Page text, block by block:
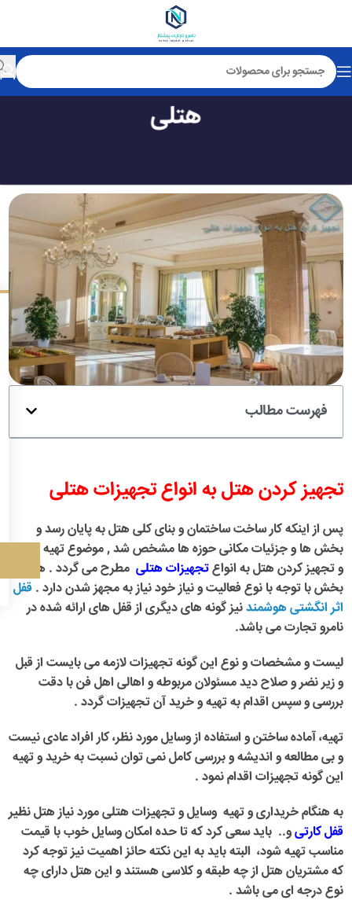
تجهیز کردن هتل به انواع تجهیزات
هتلی
فهرست مطالب
تجهیز کردن هتل به انواع تجهیزات هتلی
پس از اینکه کار ساخت ساختمان و بنای کلی هتل به پایان رسد و
بخش ها و جزئیات مکانی حوزه ها مشخص شد , موضوع تهیه وسایل
و تجهیز کردن هتل به انواعتجهیزات هتلی مطرح می گردد . هر
بخش با توجه با نوع فعالیت و نیاز خود نیاز به مجهز شدن دارد . قفل
اثر انگشتی هوشمندنیز گونه های دیگری از قفل های ارائه شده در
نامرو تجارت می باشد.
لیست و مشخصات و نوع این گونه تجهیزات لازمه می بایست از قبل
و زیر نضر و صلاح دید مسئولان مربوطه و اهالی اهل فن با دقت
بررسی و سپس اقدام به تهیه و خرید آن تجهیزات گردد .
تهیه، آماده ساختن و استفاده از وسایل مورد نظر، کار افراد عادی نیست
و بی مطالعه و اندیشه و بررسی کامل نمی توان نسبت به خرید و تهیه
این گونه تجهیزات اقدام نمود .
به هنگام خریداری و تهیه وسایل و تجهیزات هتلی مورد نیاز هتل نظیر
قفل کارتیو.. باید سعی کرد که تا حده امکان وسایل خوب با قیمت
مناسب تهیه شود، البته باید به این نکته حائز اهمیت نیز توجه کرد
که مشتریان هتل از چه طبقه و کلاسی هستند و این هتل دارای چه
نوع درجه ای می باشد .